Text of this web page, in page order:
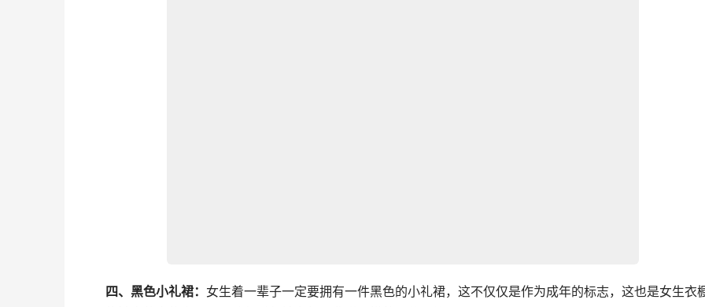
四、黑色小礼裙： 女生着一辈子一定要拥有一件黑色的小礼裙，这不仅仅是作为成年的标志，这也是女生衣